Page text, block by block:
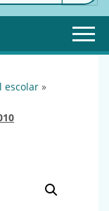
todo lo necesario
escolar »